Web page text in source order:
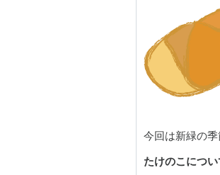
今回は新緑の
たけのこにつ